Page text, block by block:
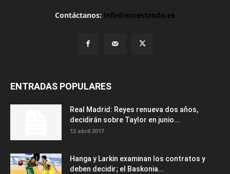
Contáctanos: info@encestando.es
ENTRADAS POPULARES
Real Madrid: Reyes renueva dos años,
decidirán sobre Taylor en junio...
12 abril 2017
Hanga y Larkin examinan los contratos y
deben decidir; el Baskonia...